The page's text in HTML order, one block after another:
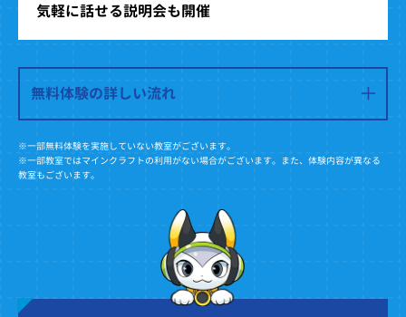
気軽に話せる説明会も開催
無料体験の詳しい流れ
※一部無料体験を実施していない教室がございます。
※一部教室ではマインクラフトの利用がない場合がございます。また、体験内容が異なる
教室もございます。